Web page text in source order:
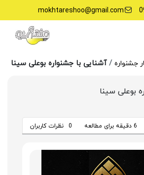
mokhtareshoo@gmail.com
جشنواره آشنایی با جشنواره بوعلی سینا
بوعلی سینا
6 دقیقه برای مطالعه 0 نظرات کاربران